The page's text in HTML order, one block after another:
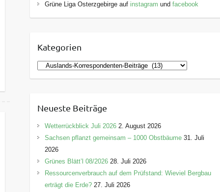
Grüne Liga Osterzgebirge auf instagram und facebook
Kategorien
a
g
o
r
e
n
Neueste Beiträge
Wetterrückblick Juli 2026 2. August 2026
Sachsen pflanzt gemeinsam – 1000 Obstbäume 31. Juli
2026
Grünes Blätt’l 08/2026 28. Juli 2026
Ressourcenverbrauch auf dem Prüfstand: Wieviel Bergbau
erträgt die Erde? 27. Juli 2026